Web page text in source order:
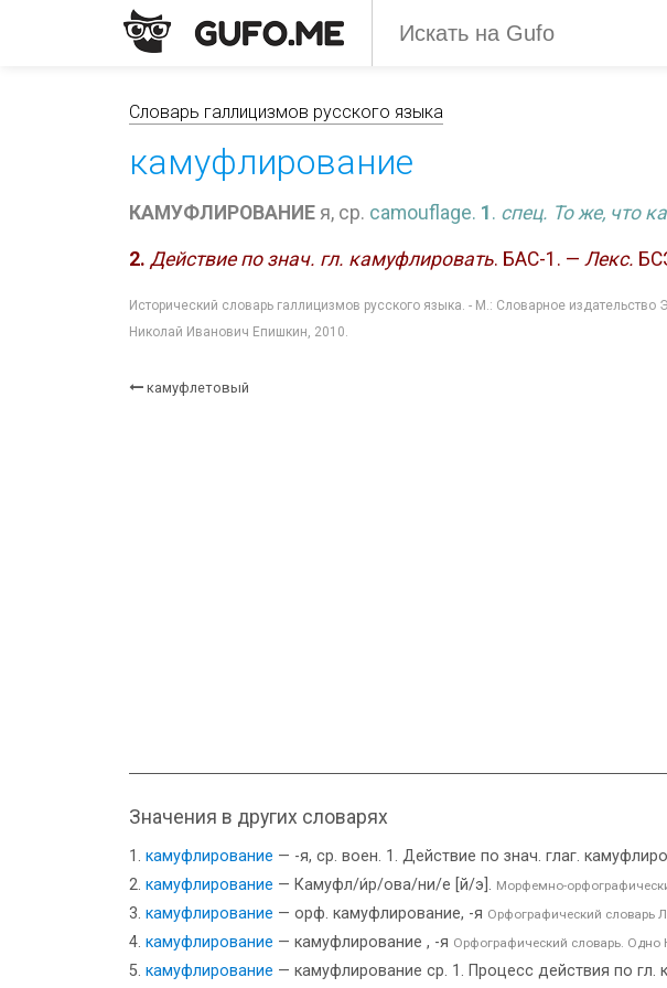
Словарь галлицизмов русского языка
камуфлирование
КАМУФЛИРОВАНИЕ я, ср. camouflage. 1 . спец. То же, что
2. Действие по знач. гл. камуфлировать. БАС-1. — Лекс.
Исторический словарь галлицизмов русского языка. - М.: Словарное издательство
Николай Иванович Епишкин, 2010.
камуфлетовый
Значения в других словарях
камуфлирование — -я, ср. воен. 1. Действие по знач. глаг.
камуфлирование — Камуфл/и́р/ова/ни/е [й/э]. Морфемно-
камуфлирование — орф. камуфлирование, -я Орфографический словарь
камуфлирование — камуфлирование , -я Орфографический словарь. Одно
камуфлирование — камуфлирование ср. 1. Процесс действия по гл.